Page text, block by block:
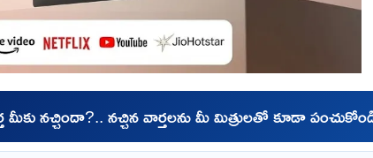
మీకు నచ్చిందా?.. నచ్చిన వార్తలను మీ మిత్రులతో కూడా